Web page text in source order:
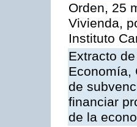
Orden, 25
Vivienda,
Instituto
Extracto
Economía,
de
financiar
de la